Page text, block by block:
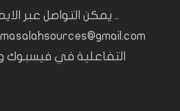
.. يمكن التواصل عبر
التفاعلية في فيسبوك